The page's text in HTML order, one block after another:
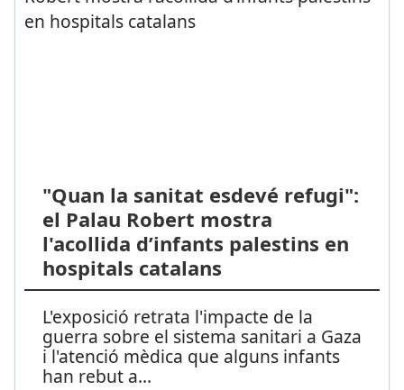
"Quan la sanitat esdevé refugi":
el Palau Robert mostra
l'acollida d’infants palestins en
hospitals catalans
L'exposició retrata l'impacte de la
guerra sobre el sistema sanitari a Gaza
i l'atenció mèdica que alguns infants
han rebut a...